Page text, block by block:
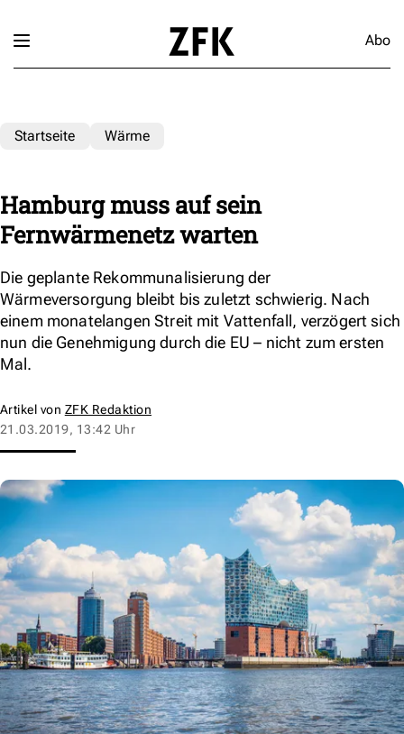
Abo
Startseite Wärme
Hamburg muss auf sein
Fernwärmenetz warten
Die geplante Rekommunalisierung der
Wärmeversorgung bleibt bis zuletzt schwierig. Nach
einem monatelangen Streit mit Vattenfall, verzögert sich
nun die Genehmigung durch die EU – nicht zum ersten
Mal.
Artikel von ZFK Redaktion
21.03.2019, 13:42 Uhr